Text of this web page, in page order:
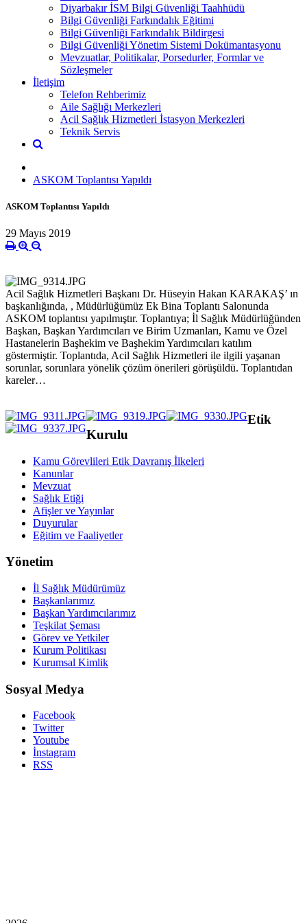
Diyarbakır İSM Bilgi Güvenliği Taahhüdü
Bilgi Güvenliği Farkındalık Eğitimi
Bilgi Güvenliği Farkındalık Bildirgesi
Bilgi Güvenliği Yönetim Sistemi Dokümantasyonu
Mevzuatlar, Politikalar, Porsedurler, Formlar ve
Sözleşmeler
İletişim
Telefon Rehberimiz
Aile Sağlığı Merkezleri
Acil Sağlık Hizmetleri İstasyon Merkezleri
Teknik Servis
ASKOM Toplantısı Yapıldı
ASKOM Toplantısı Yapıldı
29 Mayıs 2019
Acil Sağlık Hizmetleri Başkanı Dr. Hüseyin Hakan KARAKAŞ’ ın
başkanlığında, , Müdürlüğümüz Ek Bina Toplantı Salonunda
ASKOM toplantısı yapılmıştır. Toplantıya; İl Sağlık Müdürlüğünden
Başkan, Başkan Yardımcıları ve Birim Uzmanları, Kamu ve Özel
Hastanelerin Başhekim ve Başhekim Yardımcıları katılım
göstermiştir. Toplantıda, Acil Sağlık Hizmetleri ile ilgili yaşanan
sorunlar, sorunlara yönelik çözüm önerileri görüşüldü. Toplantıdan
kareler…
Etik
Kurulu
Kamu Görevlileri Etik Davranış İlkeleri
Kanunlar
Mevzuat
Sağlık Etiği
Afişler ve Yayınlar
Duyurular
Eğitim ve Faaliyetler
Yönetim
İl Sağlık Müdürümüz
Başkanlarımız
Başkan Yardımcılarımız
Teşkilat Şeması
Görev ve Yetkiler
Kurum Politikası
Kurumsal Kimlik
Sosyal Medya
Facebook
Twitter
Youtube
İnstagram
RSS